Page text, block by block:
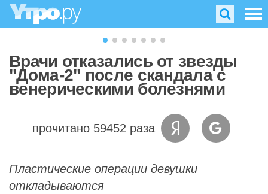
Врачи отказались от звезды
"Дома-2" после скандала с
венерическими болезнями
прочитано 59452 раза
Пластические операции девушки
откладываются